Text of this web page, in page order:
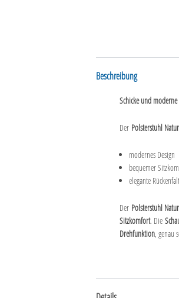
Beschreibung
Schicke und
Der Polsterstuhl
modernes Design
bequemer
elegante
Der Polsterstuhl
Sitzkomfort. Die
Drehfunktion, genau